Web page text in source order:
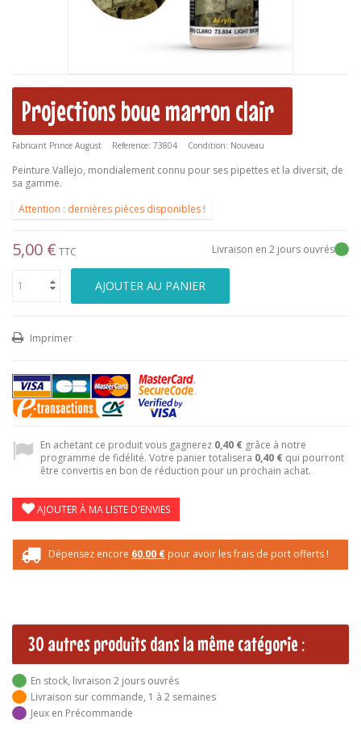
Projections boue marron clair
Fabricant Prince August Reference: 73804 Condition: Nouveau
Peinture Vallejo, mondialement connu pour ses pipettes et la diversit‚ de
sa gamme.
Attention : dernières pièces disponibles !
5,00 € TTC Livraison en 2 jours ouvrés
AJOUTER AU PANIER
Imprimer
En achetant ce produit vous gagnerez 0,40 € grâce à notre
programme de fidélité. Votre panier totalisera 0,40 € qui pourront
être convertis en bon de réduction pour un prochain achat.
AJOUTER À MA LISTE D'ENVIES
Dépensez encore 60,00 € pour avoir les frais de port offerts !
30 autres produits dans la même catégorie :
En stock, livraison 2 jours ouvrés
Livraison sur commande, 1 à 2 semaines
Jeux en Précommande